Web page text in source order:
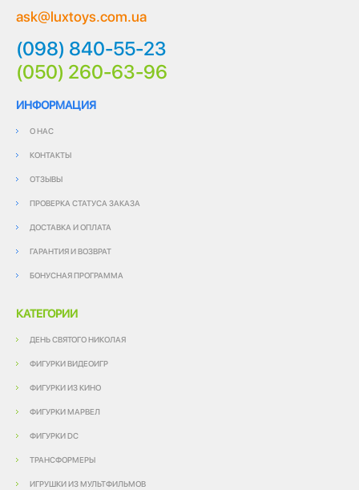
ask@luxtoys.com.ua
(098) 840-55-23
(050) 260-63-96
ИНФОРМАЦИЯ
О НАС
КОНТАКТЫ
ОТЗЫВЫ
ПРОВЕРКА СТАТУСА ЗАКАЗА
ДОСТАВКА И ОПЛАТА
ГАРАНТИЯ И ВОЗВРАТ
БОНУСНАЯ ПРОГРАММА
КАТЕГОРИИ
ДЕНЬ СВЯТОГО НИКОЛАЯ
ФИГУРКИ ВИДЕОИГР
ФИГУРКИ ИЗ КИНО
ФИГУРКИ МАРВЕЛ
ФИГУРКИ DC
ТРАНСФОРМЕРЫ
ИГРУШКИ ИЗ МУЛЬТФИЛЬМОВ